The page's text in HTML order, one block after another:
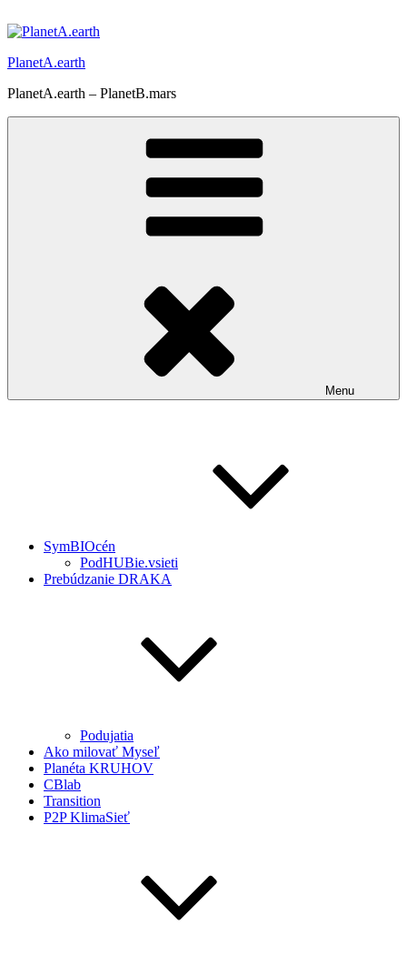
na
PlanetA.earth
PlanetA.earth – PlanetB.mars
Menu
SymBIOcén
PodHUBie.vsieti
Prebúdzanie DRAKA
Podujatia
Ako milovať Myseľ
Planéta KRUHOV
CBlab
Transition
P2P KlimaSieť